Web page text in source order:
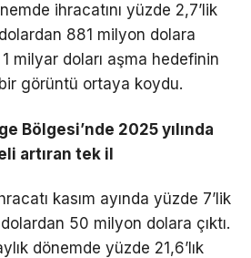
ihracatını yüzde 2,7’lik
881 milyon dolara
milyar doları aşma hedefinin
bir görüntü ortaya koydu.
Bölgesi’nde 2025 yılında
artıran tek il
kasım ayında yüzde 7’lik
50 milyon dolara çıktı.
dönemde yüzde 21,6’lık